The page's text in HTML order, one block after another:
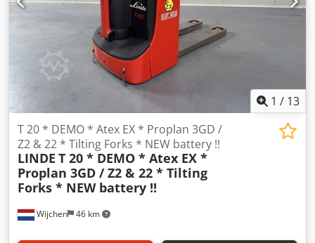
Uhusd Noha Gasgroep = IIIB Tempklasse = T 135*C
1 / 13
Wijchen 46 km
T 20 * DEMO * Atex EX * Proplan 3GD /
Z2 & 22 * Tilting Forks * NEW battery !!
LINDE T 20 * DEMO * Atex EX *
Proplan 3GD / Z2 & 22 * Tilting
Forks * NEW battery !!